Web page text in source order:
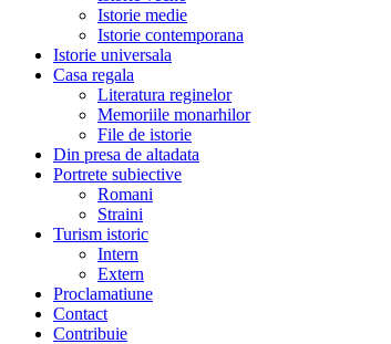
Istorie medie
Istorie contemporana
Istorie universala
Casa regala
Literatura reginelor
Memoriile monarhilor
File de istorie
Din presa de altadata
Portrete subiective
Romani
Straini
Turism istoric
Intern
Extern
Proclamatiune
Contact
Contribuie